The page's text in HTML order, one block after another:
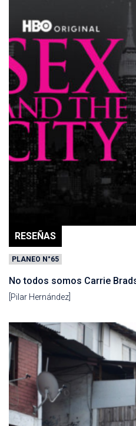
RESEÑAS
PLANEO N°65
No todos somos Carrie
[Pilar Hernández]